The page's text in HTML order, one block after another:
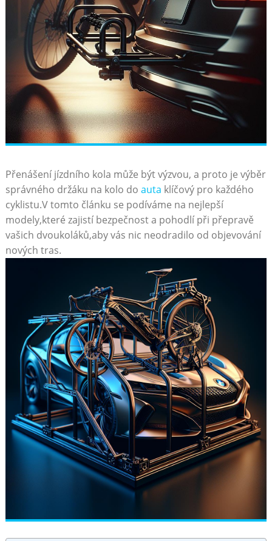
Přenášení jízdního ‌kola může být výzvou, a proto je výběr
správného⁢ držáku na kolo do auta klíčový pro každého
⁢cyklistu.V ‌tomto článku‍ se podíváme na nejlepší
⁣modely,které zajistí bezpečnost‍ a ⁢pohodlí‍ při přepravě
vašich dvoukoláků,aby⁣ vás nic ⁣neodradilo od objevování
nových tras.